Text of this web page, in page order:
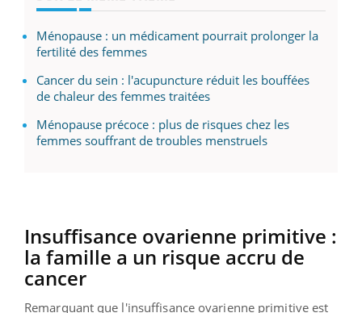
Ménopause : un médicament pourrait prolonger la
fertilité des femmes
Cancer du sein : l'acupuncture réduit les bouffées
de chaleur des femmes traitées
Ménopause précoce : plus de risques chez les
femmes souffrant de troubles menstruels
Insuffisance ovarienne primitive :
la famille a un risque accru de
cancer
Remarquant que l'insuffisance ovarienne primitive est